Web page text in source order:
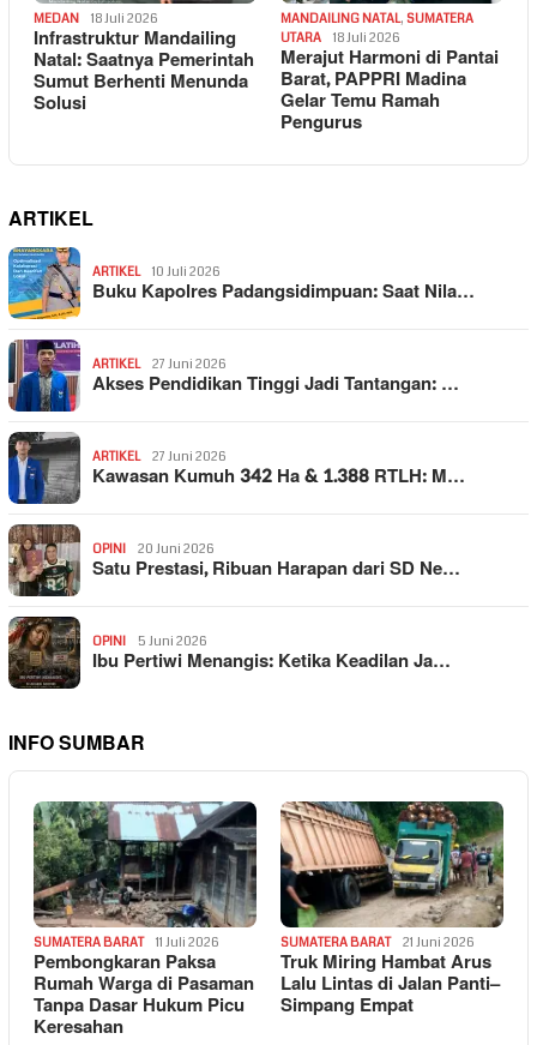
MEDAN 18 Juli 2026
Infrastruktur Mandailing
Natal: Saatnya Pemerintah
Sumut Berhenti Menunda
Solusi
MANDAILING NATAL, SUMATERA
UTARA
18 Juli 2026
Merajut Harmoni di Pantai
Barat, PAPPRI Madina
Gelar Temu Ramah
Pengurus
ARTIKEL
ARTIKEL 10 Juli 2026
Buku Kapolres Padangsidimpuan: Saat Nila…
ARTIKEL 27 Juni 2026
Akses Pendidikan Tinggi Jadi Tantangan: …
ARTIKEL 27 Juni 2026
Kawasan Kumuh 342 Ha & 1.388 RTLH: M…
OPINI 20 Juni 2026
Satu Prestasi, Ribuan Harapan dari SD Ne…
OPINI 5 Juni 2026
Ibu Pertiwi Menangis: Ketika Keadilan Ja…
INFO SUMBAR
SUMATERA BARAT 11 Juli 2026
Pembongkaran Paksa
Rumah Warga di Pasaman
Tanpa Dasar Hukum Picu
Keresahan
SUMATERA BARAT 21 Juni 2026
Truk Miring Hambat Arus
Lalu Lintas di Jalan Panti–
Simpang Empat